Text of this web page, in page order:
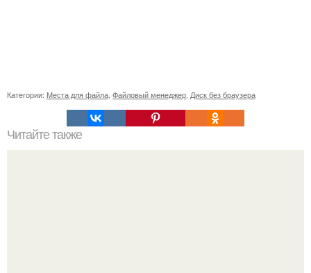
Категории: Места для файла Файловый менеджер Диск без браузера
Читайте также